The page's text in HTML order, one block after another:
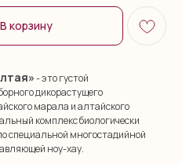
В корзину
- это густой
дикорастущего
марала и алтайского
комплекс биологически
специальной многостадийной
ноу-хау.